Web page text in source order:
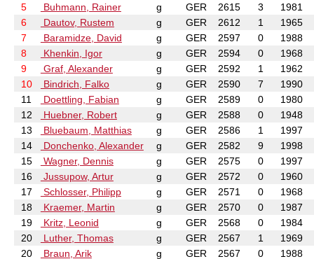
5
Buhmann, Rainer g GER 2615 3
1981
6
Dautov, Rustem g GER 2612 1
1965
7
Baramidze, David g GER 2597 0
1988
8
Khenkin, Igor g GER 2594 0
1968
9
Graf, Alexander g GER 2592 1
1962
10
Bindrich, Falko g GER 2590 7
1990
11
Doettling, Fabian g GER 2589 0
1980
12
Huebner, Robert g GER 2588 0
1948
13
Bluebaum, Matthias g GER 2586 1
1997
14
Donchenko, Alexander g GER 2582 9
1998
15
Wagner, Dennis g GER 2575 0
1997
16
Jussupow, Artur g GER 2572 0
1960
17
Schlosser, Philipp g GER 2571 0
1968
18
Kraemer, Martin g GER 2570 0
1987
19
Kritz, Leonid g GER 2568 0
1984
20
Luther, Thomas g GER 2567 1
1969
20
Braun, Arik g GER 2567 0
1988